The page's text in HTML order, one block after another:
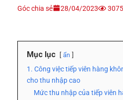
Góc chia sẻ 28/04/2023
Mục lục ẩn
1. Công việc tiếp viên hàng
cho thu nhập cao
Mức thu nhập của tiếp viên